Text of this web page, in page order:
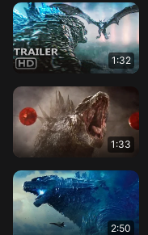
1:32
1:33
2:50